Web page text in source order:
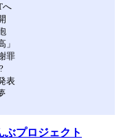
へ
」
罪
表
ぶプロジェクト